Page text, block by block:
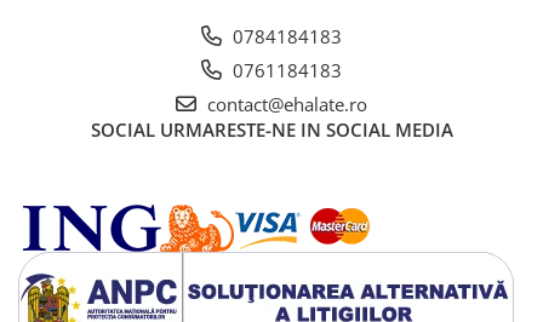
0784184183
0761184183
contact@ehalate.ro
SOCIAL URMARESTE-NE IN SOCIAL MEDIA